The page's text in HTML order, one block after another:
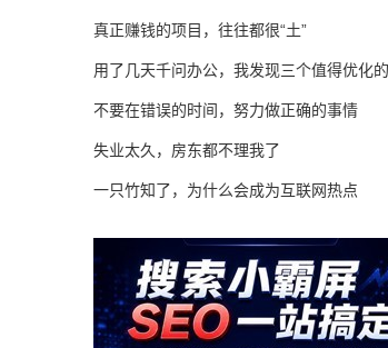
真正赚钱的项目，往往都很“土”
用了几天千问办公，我发现三个值得优化
不要在错误的时间，努力做正确的事情
失业太久，房东都不理我了
一只竹知了，为什么会成为互联网热点